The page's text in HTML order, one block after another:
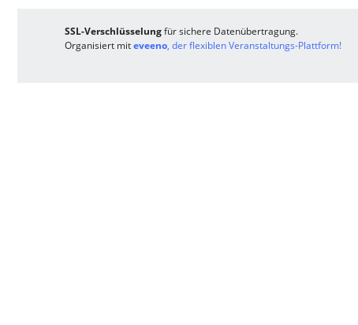
SSL-Verschlüsselungfür sichere Datenübertragung.
Organisiert miteveeno, der flexiblen Veranstaltungs-Plattform!